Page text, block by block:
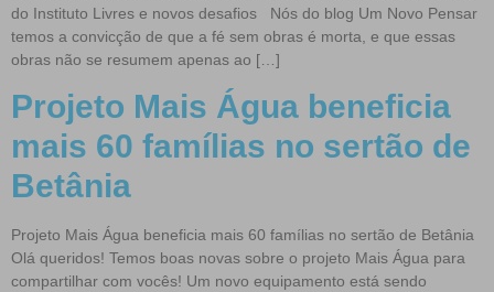
do Instituto Livres e novos desafios Nós do blog Um Novo Pensar
temos a convicção de que a fé sem obras é morta, e que essas
obras não se resumem apenas ao […]
Projeto Mais Água beneficia
mais 60 famílias no sertão de
Betânia
Projeto Mais Água beneficia mais 60 famílias no sertão de Betânia
Olá queridos! Temos boas novas sobre o projeto Mais Água para
compartilhar com vocês! Um novo equipamento está sendo